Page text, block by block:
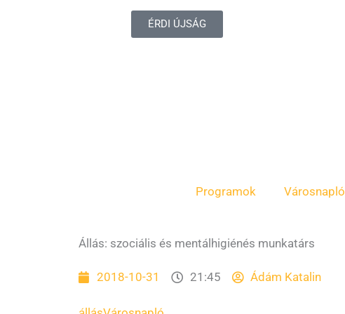
ÉRDI ÚJSÁG
Programok Városnapló
Állás: szociális és mentálhigiénés munkatárs
2018-10-31 21:45 Ádám Katalin